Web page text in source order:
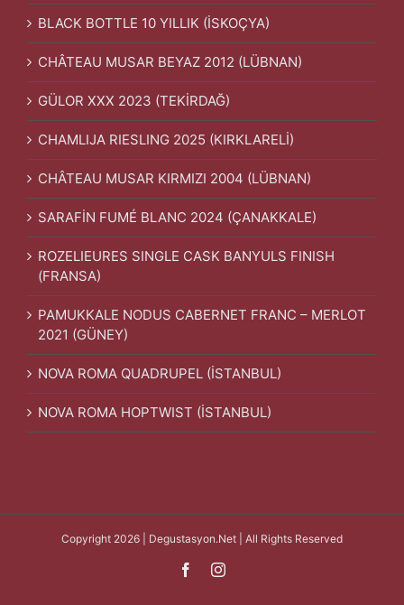
BLACK BOTTLE 10 YILLIK (İSKOÇYA)
CHÂTEAU MUSAR BEYAZ 2012 (LÜBNAN)
GÜLOR XXX 2023 (TEKİRDAĞ)
CHAMLIJA RIESLING 2025 (KIRKLARELİ)
CHÂTEAU MUSAR KIRMIZI 2004 (LÜBNAN)
SARAFİN FUMÉ BLANC 2024 (ÇANAKKALE)
ROZELIEURES SINGLE CASK BANYULS FINISH
(FRANSA)
PAMUKKALE NODUS CABERNET FRANC – MERLOT
2021 (GÜNEY)
NOVA ROMA QUADRUPEL (İSTANBUL)
NOVA ROMA HOPTWIST (İSTANBUL)
Copyright 2026 | Degustasyon.Net | All Rights Reserved
FacebookInstagram